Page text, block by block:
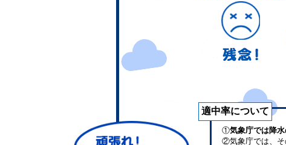
適中率について
①気象庁では降水
②気象庁では、そ